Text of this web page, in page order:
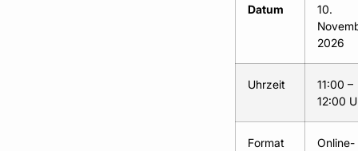
Datum
10.
2026
Uhrzeit
11:00 –
12:00
Format
Online-